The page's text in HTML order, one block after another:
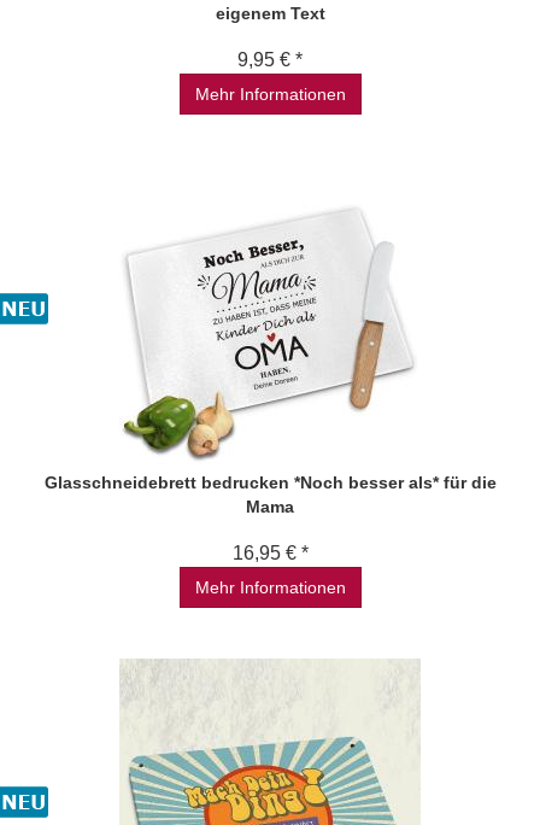
eigenem Text
9,95 € *
Mehr Informationen
Glasschneidebrett bedrucken *Noch besser als* für die
Mama
16,95 € *
Mehr Informationen